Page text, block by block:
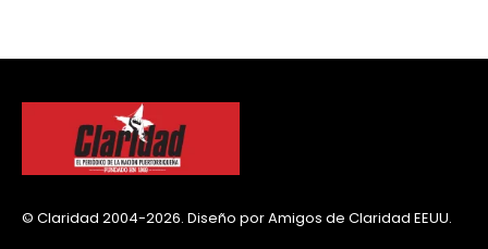
© Claridad 2004-2026. Diseño por Amigos de Claridad EEUU.